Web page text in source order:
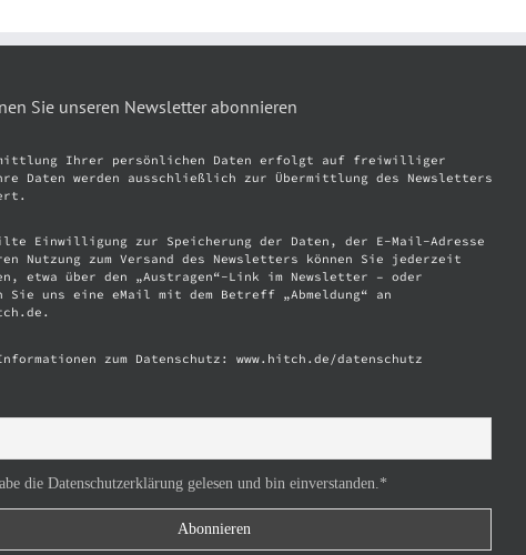
Sie unseren Newsletter abonnieren
Ihrer persönlichen Daten erfolgt auf freiwilliger
Daten werden ausschließlich zur Übermittlung des Newsletters
Einwilligung zur Speicherung der Daten, der E-Mail-Adresse
Nutzung zum Versand des Newsletters können Sie jederzeit
etwa über den „Austragen“-Link im Newsletter – oder
Sie uns eine eMail mit dem Betreff „Abmeldung“ an
zum Datenschutz: www.hitch.de/datenschutz
die Datenschutzerklärung gelesen und bin einverstanden.*